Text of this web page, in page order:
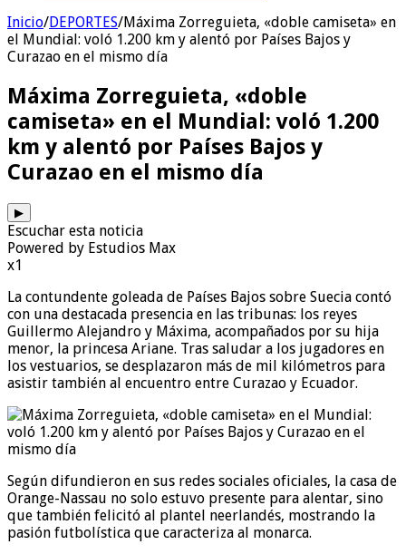
Inicio/DEPORTES/Máxima Zorreguieta, «doble camiseta» en
el Mundial: voló 1.200 km y alentó por Países Bajos y
Curazao en el mismo día
Máxima Zorreguieta, «doble
camiseta» en el Mundial: voló 1.200
km y alentó por Países Bajos y
Curazao en el mismo día
▶
Escuchar esta noticia
Powered by Estudios Max
x1
La contundente goleada de Países Bajos sobre Suecia contó
con una destacada presencia en las tribunas: los reyes
Guillermo Alejandro y Máxima, acompañados por su hija
menor, la princesa Ariane. Tras saludar a los jugadores en
los vestuarios, se desplazaron más de mil kilómetros para
asistir también al encuentro entre Curazao y Ecuador.
Según difundieron en sus redes sociales oficiales, la casa de
Orange-Nassau no solo estuvo presente para alentar, sino
que también felicitó al plantel neerlandés, mostrando la
pasión futbolística que caracteriza al monarca.